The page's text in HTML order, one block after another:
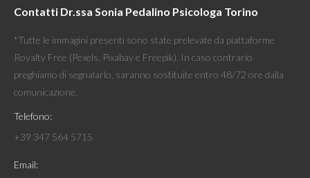
Contatti Dr.ssa Sonia Pedalino Psicologa Torino
*Tutte le immagini presenti sono state prelevate da piattaforme
Royalty Free (Pexels, Pixabay e Freepik). In caso contrario
preghiamo di segnalarlo, saranno sostituite entro 48/72 ore dalla
comunicazione.
Telefono:
+39 347 564 5715
Email: